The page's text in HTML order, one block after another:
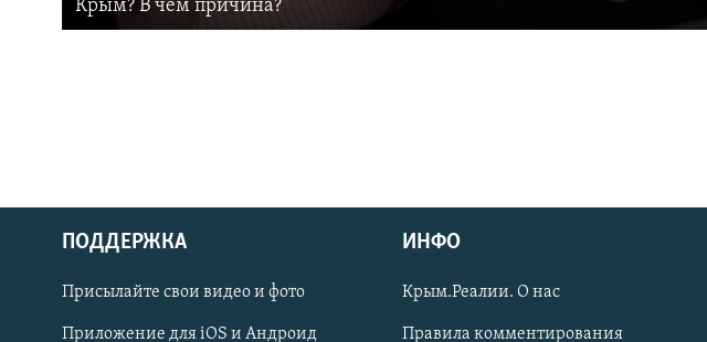
Українською
Qırımtatar
Крым? В чем причина?
ПОДДЕРЖКА
Присылайте свои видео и фото
Приложение для iOS и Андроид
ИНФО
Крым.Реалии. О нас
Правила комментирования